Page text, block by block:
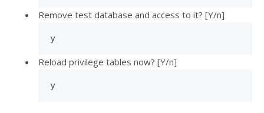
Remove test database and access to it? [Y/n]
y
Reload privilege tables now? [Y/n]
y